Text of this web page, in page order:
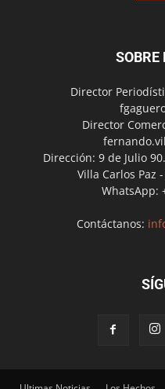
SOBRE
Director
Director
Dirección: 9 de Julio
Villa Carlos Paz
WhatsApp:
Contáctanos: